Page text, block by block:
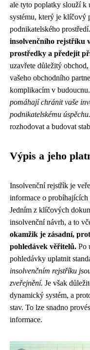
ale tyto poplatky slouží k
systému, který je klíčový
podnikatelského prostředí.
insolvenčního rejstříku
prostředky a předejít
uzavřete důležitý
vašeho obchodního
komplikacím v budoucnu.
pomáhají chránit vaše
podnikatelskému úspěchu.
rozhodovat a budovat
Výpis a jeho
Insolvenční rejstřík je
informace o
Jedním z klíčových
insolvenční návrh, a to
okamžik je zásadní,
pohledávek věřitelů. Po
pohledávky uplatnit
insolvenčním rejstříku
zveřejnění. Je však
dynamický systém, a
stav. To lze snadno
informace.